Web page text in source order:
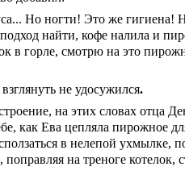
Но ногти! Это же гигиена!
найти, кофе налила и
в горле, смотрю на это
не удосужился.
на этих словах отца
как Ева цепляла пирожное
в нелепой ухмылке,
на треноге котелок,